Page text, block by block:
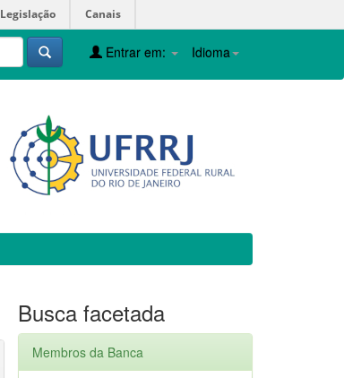
Legislação Canais
Idioma
Entrar em:
Busca facetada
Membros da Banca